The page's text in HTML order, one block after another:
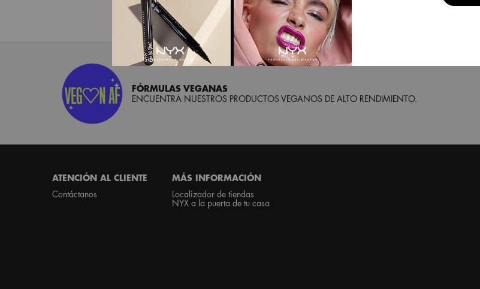
PDP enlaces redes social m&oacute;viles producto
FÓRMULAS VEGANAS
ENCUENTRA NUESTROS PRODUCTOS VEGANOS DE ALTO RENDIMIENTO.
ATENCIÓN AL CLIENTE
Contáctanos
MÁS INFORMACIÓN
Localizador de tiendas
NYX a la puerta de tu casa